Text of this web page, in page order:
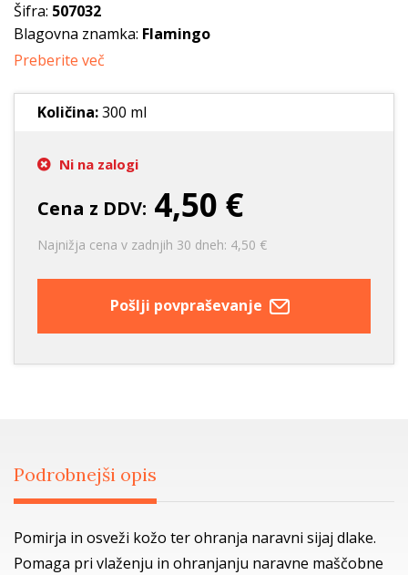
Šifra: 507032
Blagovna znamka: Flamingo
Preberite več
Količina:300 ml
Ni na zalogi
Cena z DDV: 4,50 €
Najnižja cena v zadnjih 30 dneh: 4,50 €
Pošlji povpraševanje
Podrobnejši opis
Pomirja in osveži kožo ter ohranja naravni sijaj dlake.
Pomaga pri vlaženju in ohranjanju naravne maščobne